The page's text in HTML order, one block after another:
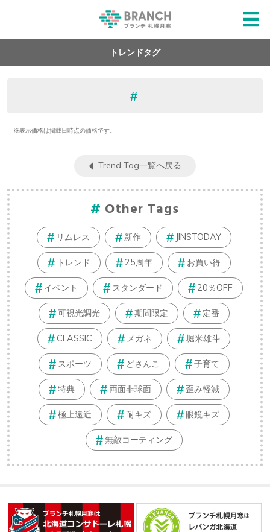
トレンドタグ
※表示価格は掲載日時点の価格です。
Trend Tag一覧へ戻る
Other Tags
リムレス 新作 JINSTODAY
トレンド 25周年 お買い得
イベント スタンダード 20％OFF
可視光調光 期間限定 定番
CLASSIC メガネ 堀米雄斗
スポーツ どさんこ 子育て
特典 両面非球面 歪み軽減
極上遠近 耐キズ 眼鏡キズ
無敵コーティング